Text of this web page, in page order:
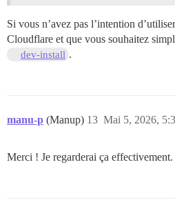
Si vous n’avez pas l’intention
Cloudflare et que vous souhaitez
dev-install .
manu-p (Manup) Mai 5, 2026,
13
Merci ! Je regarderai ça effectivement.